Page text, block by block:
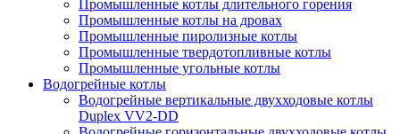
Промышленные котлы длительного горения
Промышленные котлы на дровах
Промышленные пиролизные котлы
Промышленные твердотопливные котлы
Промышленные угольные котлы
Водогрейные котлы
Водогрейные вертикальные двухходовые котлы
Duplex VV2-DD